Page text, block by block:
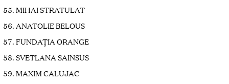
MIHAI STRATULAT
ANATOLIE BELOUS
FUNDAȚIA ORANGE
SVETLANA SAINSUS
MAXIM CALUJAC